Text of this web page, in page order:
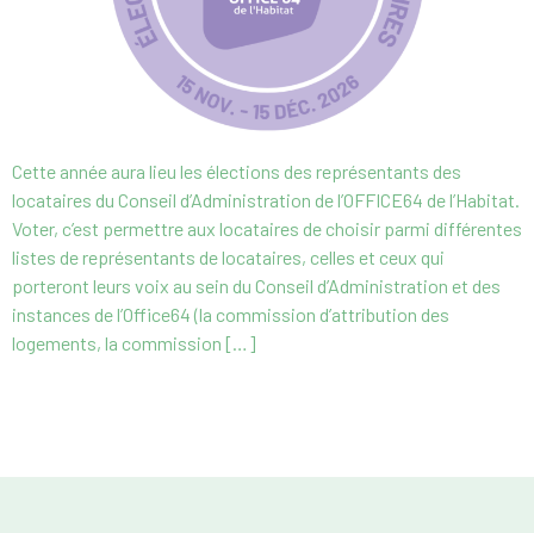
Cette année aura lieu les élections des représentants des
locataires du Conseil d’Administration de l’OFFICE64 de l’Habitat.
Voter, c’est permettre aux locataires de choisir parmi différentes
listes de représentants de locataires, celles et ceux qui
porteront leurs voix au sein du Conseil d’Administration et des
instances de l’Office64 (la commission d’attribution des
logements, la commission […]